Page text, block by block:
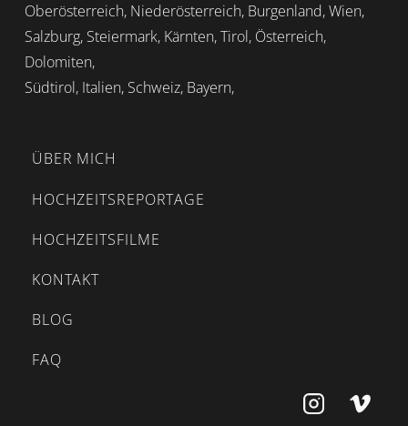
Oberösterreich, Niederösterreich, Burgenland, Wien,
Salzburg, Steiermark, Kärnten, Tirol, Österreich,
Dolomiten,
Südtirol, Italien, Schweiz, Bayern,
ÜBER MICH
HOCHZEITSREPORTAGE
HOCHZEITSFILME
KONTAKT
BLOG
FAQ